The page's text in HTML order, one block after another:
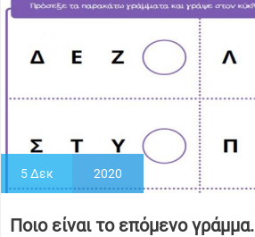
5Δεκ 2020
Ποιο είναι το επόμενο γράμμα.